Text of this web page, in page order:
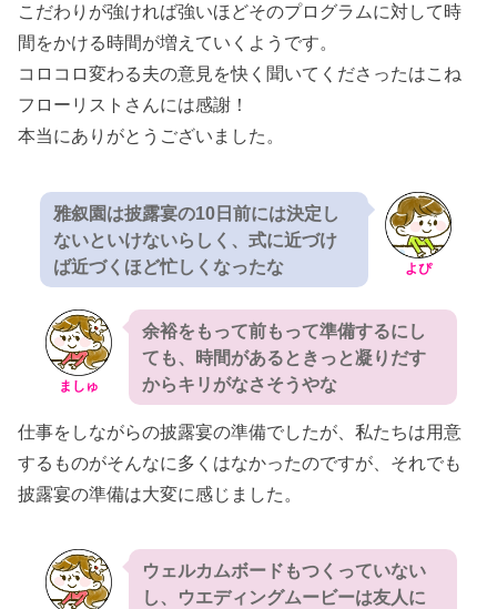
こだわりが強ければ強いほどそのプログラムに対して時
間をかける時間が増えていくようです。
コロコロ変わる夫の意見を快く聞いてくださったはこね
フローリストさんには感謝！
本当にありがとうございました。
よぴ
雅叙園は披露宴の10日前には決定し
ないといけないらしく、式に近づけ
ば近づくほど忙しくなったな
ましゅ
余裕をもって前もって準備するにし
ても、時間があるときっと凝りだす
からキリがなさそうやな
仕事をしながらの披露宴の準備でしたが、私たちは用意
するものがそんなに多くはなかったのですが、それでも
披露宴の準備は大変に感じました。
ウェルカムボードもつくっていない
し、ウエディングムービーは友人に